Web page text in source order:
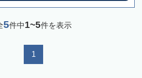
5件中1~5件を表示
1